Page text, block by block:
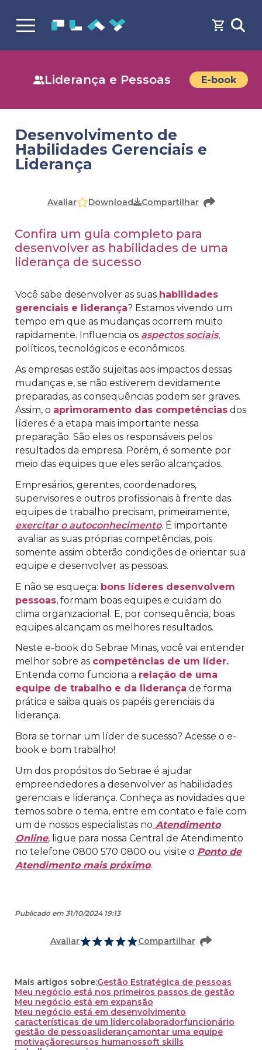
Liderança e Pessoas E-book
Desenvolvimento de
Habilidades Gerenciais e
Liderança
cadastro para acessar o conteúdo
Avaliar Download Compartilhar
Confira um guia completo para
desenvolver as habilidades de uma
liderança de sucesso
Você sabe desenvolver as suas habilidades
gerenciais e liderança? Estamos vivendo um
tempo em que as mudanças ocorrem muito
rapidamente. Influencia os aspectos sociais,
políticos, tecnológicos e econômicos.
As empresas estão sujeitas aos impactos dessas
mudanças e, se não estiverem devidamente
preparadas, as consequências podem ser graves.
Assim, o aprimoramento das competências dos
líderes é a etapa mais importante nessa
preparação. São eles os responsáveis pelos
resultados da empresa. Porém, é somente por
meio das equipes que eles serão alcançados.
Empresários, gerentes, coordenadores,
supervisores e outros profissionais à frente das
equipes de trabalho precisam, primeiramente,
exercitar o autoconhecimento. É importante
avaliar as suas próprias competências, pois
somente assim obterão condições de orientar sua
equipe e desenvolver as pessoas.
E não se esqueça: bons líderes desenvolvem
pessoas, formam boas equipes e cuidam do
clima organizacional. E, por consequência, boas
equipes alcançam os melhores resultados.
Neste e-book do Sebrae Minas, você vai entender
melhor sobre as competências de um líder.
Entenda como funciona a relação de uma
equipe de trabalho e da liderança de forma
prática e saiba quais os papéis gerenciais da
liderança.
Bora se tornar um líder de sucesso? Acesse o e-
book e bom trabalho!
Um dos propósitos do Sebrae é ajudar
empreendedores a desenvolver as habilidades
gerenciais e liderança. Conheça as novidades que
temos sobre o tema, entre em contato e fale com
um de nossos especialistas no Atendimento
Online, ligue para nossa Central de Atendimento
no telefone 0800 570 0800 ou visite o Ponto de
Atendimento mais próximo.
Publicado em 31/10/2024 19:13
Avaliar Compartilhar
Mais artigos sobre:Gestão Estratégica de pessoas
Meu negócio está nos primeiros passos de gestão
Meu negócio está em expansão
Meu negócio está em desenvolvimento
características de um lídercolaboradorfuncionário
gestão de pessoasliderançamontar uma equipe
motivaçãorecursos humanossoft skills